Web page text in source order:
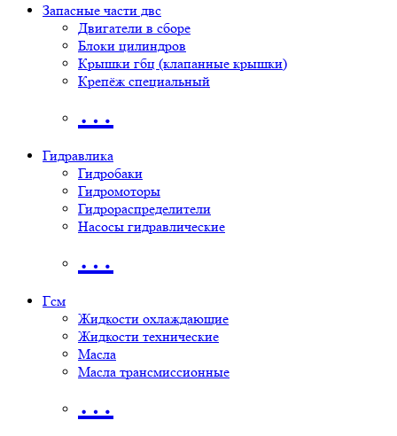
Запасные части двс
Двигатели в сборе
Блоки цилиндров
Крышки гбц (клапанные крышки)
Крепёж специальный
…
Гидравлика
Гидробаки
Гидромоторы
Гидрораспределители
Насосы гидравлические
…
Гсм
Жидкости охлаждающие
Жидкости технические
Масла
Масла трансмиссионные
…